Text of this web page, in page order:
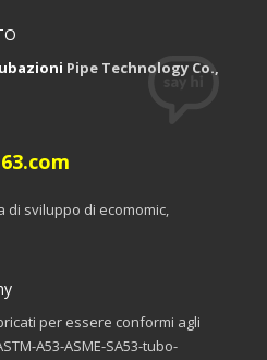
Pipe Technology Co.,
di sviluppo di ecomomic,
per essere conformi agli
A53-ASME-SA53-tubo-